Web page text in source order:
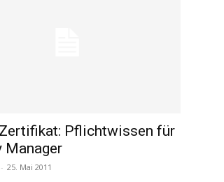
Pflichtwissen für
Manager
- 25. Mai 2011